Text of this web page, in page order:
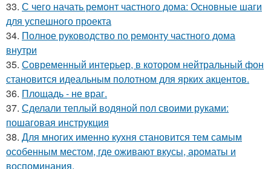
33. С чего начать ремонт частного дома: Основные шаги
для успешного проекта
34. Полное руководство по ремонту частного дома
внутри
35. Современный интерьер, в котором нейтральный фон
становится идеальным полотном для ярких акцентов.
36. Площадь - не враг.
37. Сделали теплый водяной пол своими руками:
пошаговая инструкция
38. Для многих именно кухня становится тем самым
особенным местом, где оживают вкусы, ароматы и
воспоминания.